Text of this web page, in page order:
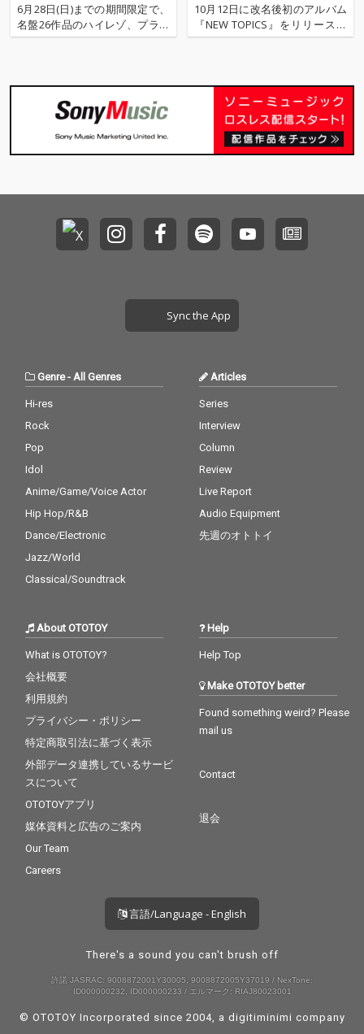
6月28日(日)までの期間限定で、
名盤26作品のハイレゾ、プライ
スオフ・セールがスタート。 洋
く。 ※価格は税込の価格です ・
THE SQUARE 『TRUTH』 ¥3,768
→¥2,852
10月12日に改名後初のアルバム
『NEW TOPICS』をリリースし
たカシオペアの最新期CASIOPE
周年。スペシャル・サポート・
ドラムスを担当していた神保彰
が卒業し、25年振りに正規メ
Sync the App
Genre-All Genres
Hi-res
Rock
Pop
Idol
Anime/Game/Voice Actor
Hip Hop/R&B
Dance/Electronic
Jazz/World
Classical/Soundtrack
Articles
Series
Interview
Column
Review
Live Report
Audio Equipment
先週のオトトイ
About OTOTOY
What is OTOTOY?
会社概要
利用規約
プライバシー・ポリシー
特定商取引法に基づく表示
外部データ連携しているサービ
スについて
OTOTOYアプリ
媒体資料と広告のご案内
Our Team
Careers
Help
Help Top
Make OTOTOY better
Found something weird? Please
mail us
Contact
退会
言語/Language - English
There's a sound you can't brush off
許諾 JASRAC: 9008872001Y30005, 9008872005Y37019 / NexTone:
ID000000232, ID000000233 / エルマーク: RIAJ80023001
© OTOTOY Incorporated since 2004, a digitiminimi company